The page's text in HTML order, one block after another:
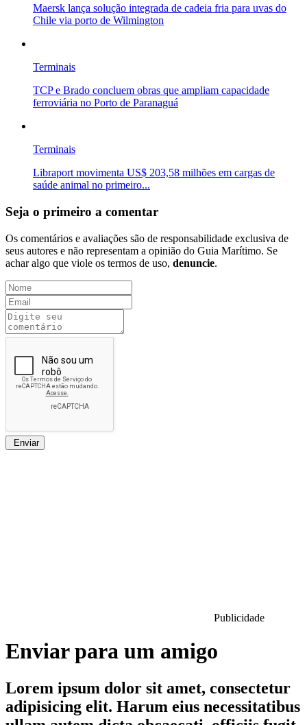
Maersk lança solução integrada de cadeia fria para uvas do
Chile via porto de Wilmington
Terminais
TCP e Brado concluem obras que ampliam capacidade
ferroviária no Porto de Paranaguá
Terminais
Libraport movimenta US$ 203,58 milhões em cargas de
saúde animal no primeiro...
Seja o primeiro a comentar
Os comentários e avaliações são de responsabilidade exclusiva de
seus autores e não representam a opinião do Guia Marítimo. Se
achar algo que viole os termos de uso, denuncie.
Enviar
Publicidade
Enviar para um amigo
Lorem ipsum dolor sit amet, consectetur
adipisicing elit. Harum eius necessitatibus